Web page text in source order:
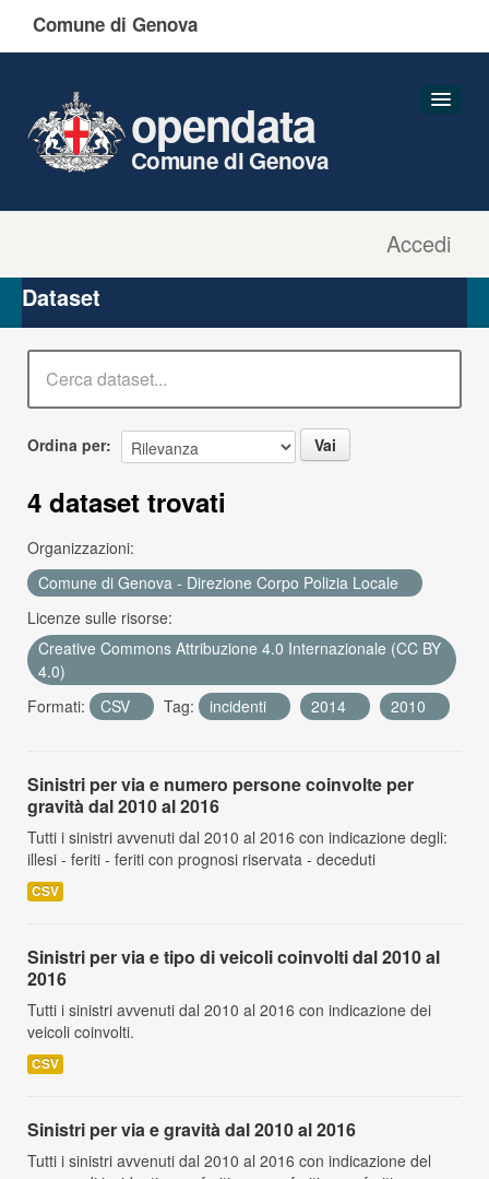
Comune di Genova
Accedi
opendata
Comune di Genova
Organizzazioni
Gruppi
Dataset
Ordina per
4 dataset trovati
Organizzazioni:
Comune di Genova - Direzione Corpo Polizia Locale
Licenze sulle risorse:
Creative Commons Attribuzione 4.0 Internazionale (CC BY
4.0)
Formati:
CSV Tag: incidenti 2014
2010
Sinistri per via e numero persone coinvolte per
gravità dal 2010 al 2016
Tutti i sinistri avvenuti dal 2010 al 2016 con indicazione degli:
illesi - feriti - feriti con prognosi riservata - deceduti
CSV
Sinistri per via e tipo di veicoli coinvolti dal 2010 al
2016
Tutti i sinistri avvenuti dal 2010 al 2016 con indicazione dei
veicoli coinvolti.
CSV
Sinistri per via e gravità dal 2010 al 2016